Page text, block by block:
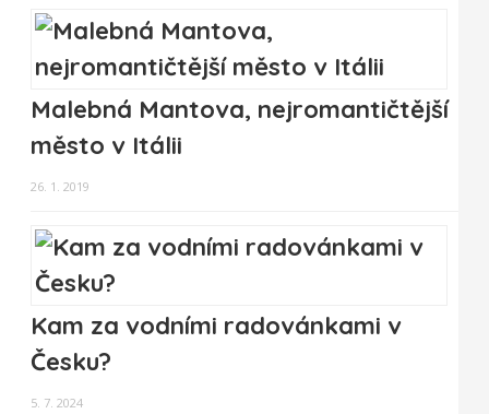
Malebná Mantova, nejromantičtější
město v Itálii
26. 1. 2019
Kam za vodními radovánkami v
Česku?
5. 7. 2024